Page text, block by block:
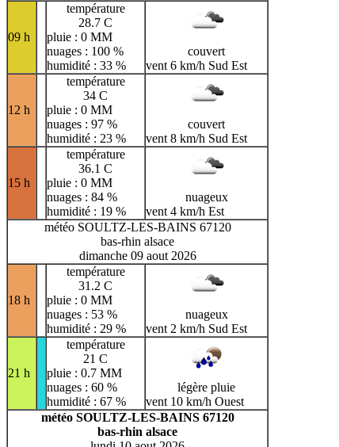
09 h
température
28.7 C
pluie : 0 MM
nuages : 100 %
humidité : 33 %
couvert
vent 6 km/h Sud Est
12 h
température
34 C
pluie : 0 MM
nuages : 97 %
humidité : 23 %
couvert
vent 8 km/h Sud Est
15 h
température
36.1 C
pluie : 0 MM
nuages : 84 %
humidité : 19 %
nuageux
vent 4 km/h Est
météo SOULTZ-LES-BAINS 67120
bas-rhin alsace
dimanche 09 aout 2026
18 h
température
31.2 C
pluie : 0 MM
nuages : 53 %
humidité : 29 %
nuageux
vent 2 km/h Sud Est
21 h
température
21 C
pluie : 0.7 MM
nuages : 60 %
humidité : 67 %
légère pluie
vent 10 km/h Ouest
météo SOULTZ-LES-BAINS 67120
bas-rhin alsace